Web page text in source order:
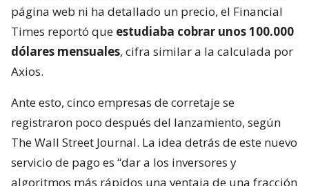
página web ni ha detallado un precio, el Financial
Times reportó que estudiaba cobrar unos 100.000
dólares mensuales, cifra similar a la calculada por
Axios.
Ante esto, cinco empresas de corretaje se
registraron poco después del lanzamiento, según
The Wall Street Journal. La idea detrás de este nuevo
servicio de pago es “dar a los inversores y
algoritmos más rápidos una ventaja de una fracción